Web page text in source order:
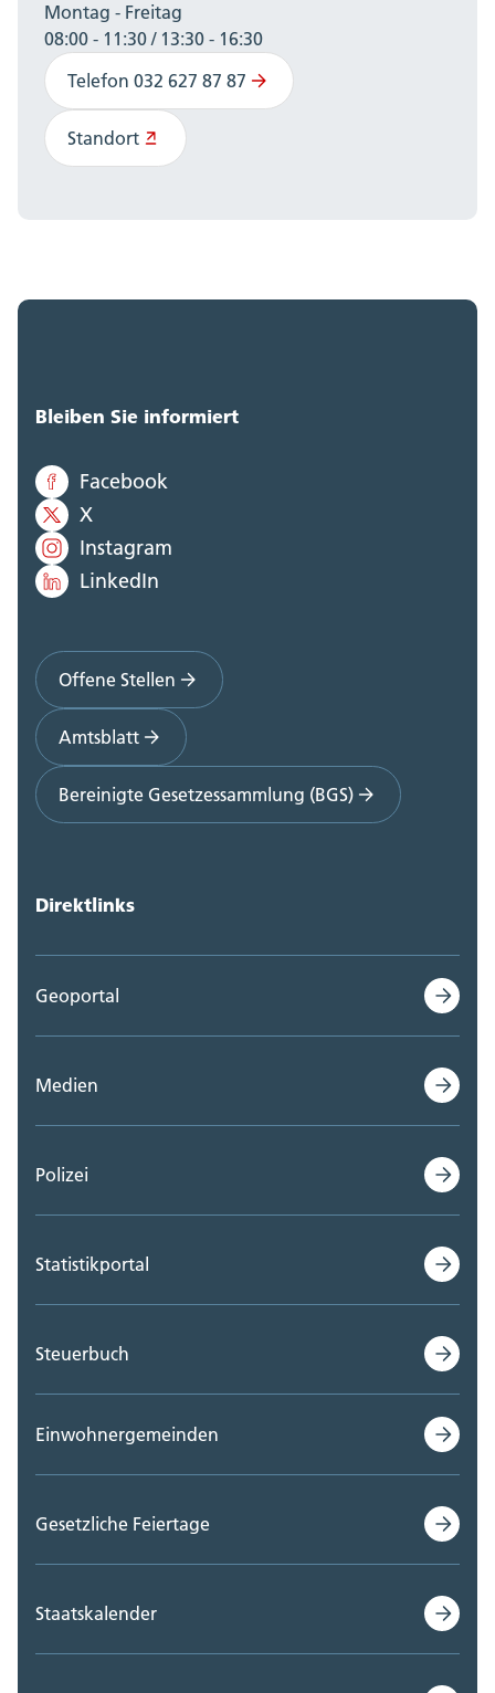
Montag - Freitag
08:00 - 11:30 / 13:30 - 16:30
Telefon 032 627 87 87
Standort
Bleiben Sie informiert
Facebook
X
Instagram
LinkedIn
Offene Stellen
Amtsblatt
Bereinigte Gesetzessammlung (BGS)
Direktlinks
Geoportal
Medien
Polizei
Statistikportal
Steuerbuch
Einwohnergemeinden
Gesetzliche Feiertage
Staatskalender